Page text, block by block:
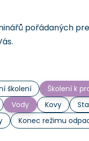
pořádaných
školení Školení k
Vody Kovy
Konec režimu